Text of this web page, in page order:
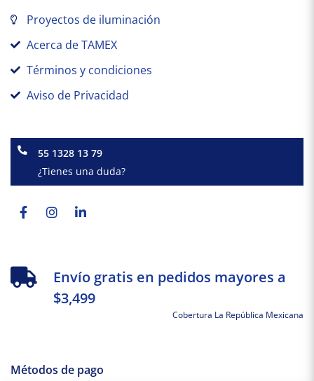
Proyectos de iluminación
Acerca de TAMEX
Términos y condiciones
Aviso de Privacidad
55 1328 13 79
¿Tienes una duda?
Facebook-
f
Instagram
Linkedin-
Envío gratis en pedidos mayores a
$3,499
Cobertura La República Mexicana
Métodos de pago